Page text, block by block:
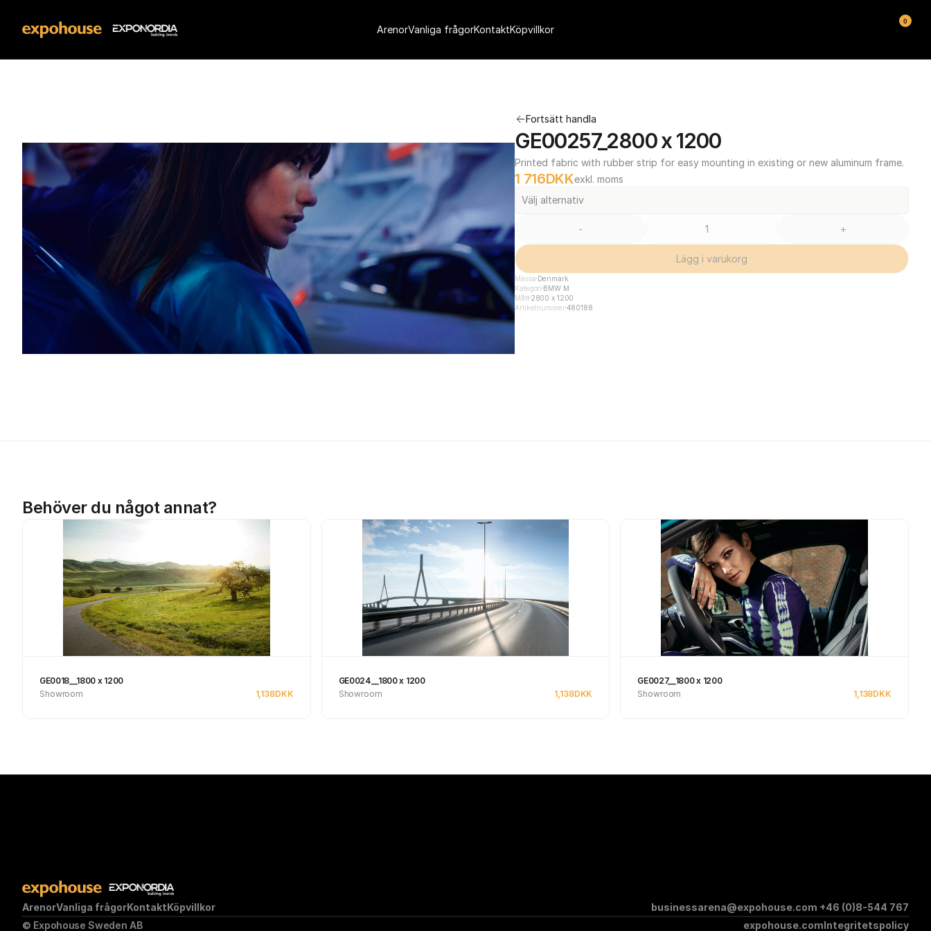
Fortsätt handla
GE00257_2800 x 1200
Printed fabric with rubber strip for easy mounting in existing or new aluminum frame.
1 716DKKexkl. moms
Välj alternativ
- +
Lägg i varukorg
Mässa Denmark
Kategori BMW M
Mått2800 x 1200
Artikelnummer480188
Behöver du något annat?
GE0018__1800 x 1200
Showroom
1,138DKK
GE0024__1800 x 1200
Showroom
1,138DKK
GE0027__1800 x 1200
Showroom
1,138DKK
ArenorVanliga frågorKontaktKöpvillkor businessarena@expohouse.com +46 (0)8-544 767
© Expohouse Sweden AB
expohouse.comIntegritetspolicy
ArenorVanliga frågorKontaktKöpvillkor
0